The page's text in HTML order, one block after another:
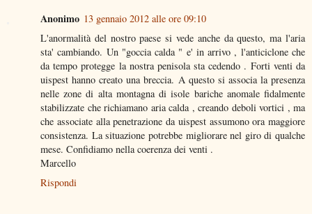
Anonimo 13 gennaio 2012 alle ore 09:10
L'anormalità del nostro paese si vede anche da questo, ma l'aria
sta' cambiando. Un "goccia calda " e' in arrivo , l'anticiclone che
da tempo protegge la nostra penisola sta cedendo . Forti venti da
uispest hanno creato una breccia. A questo si associa la presenza
nelle zone di alta montagna di isole bariche anomale fidalmente
stabilizzate che richiamano aria calda , creando deboli vortici , ma
che associate alla penetrazione da uispest assumono ora maggiore
consistenza. La situazione potrebbe migliorare nel giro di qualche
mese. Confidiamo nella coerenza dei venti .
Marcello
Rispondi